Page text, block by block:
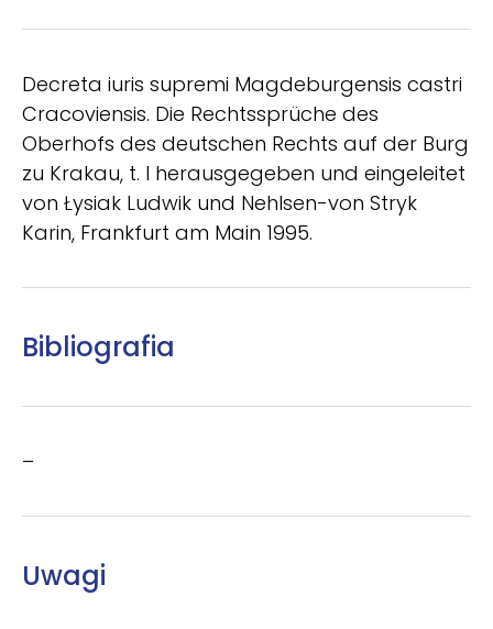
Decreta iuris supremi Magdeburgensis castri
Cracoviensis. Die Rechtssprüche des
Oberhofs des deutschen Rechts auf der Burg
zu Krakau, t. I herausgegeben und eingeleitet
von Łysiak Ludwik und Nehlsen-von Stryk
Karin, Frankfurt am Main 1995.
Bibliografia
–
Uwagi